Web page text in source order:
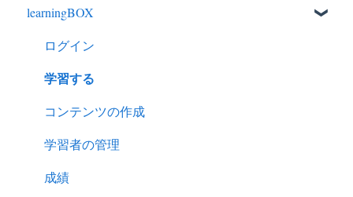
learningBOX
ログイン
学習する
コンテンツの作成
学習者の管理
成績